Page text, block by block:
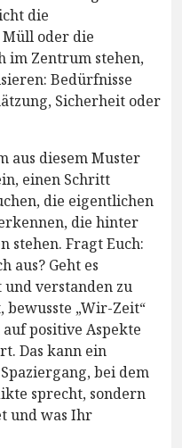
die
oder die
im Zentrum stehen,
Bedürfnisse
Sicherheit oder
aus diesem Muster
einen Schritt
die eigentlichen
die hinter
stehen. Fragt Euch:
aus? Geht es
verstanden zu
„Wir-Zeit“
positive Aspekte
Das kann ein
bei dem
sprecht, sondern
und was Ihr